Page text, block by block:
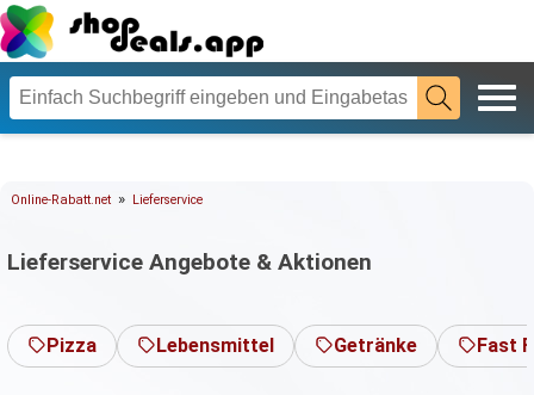
Online-Rabatt.net » Lieferservice
Lieferservice Angebote & Aktionen
Pizza Lebensmittel Getränke Fast